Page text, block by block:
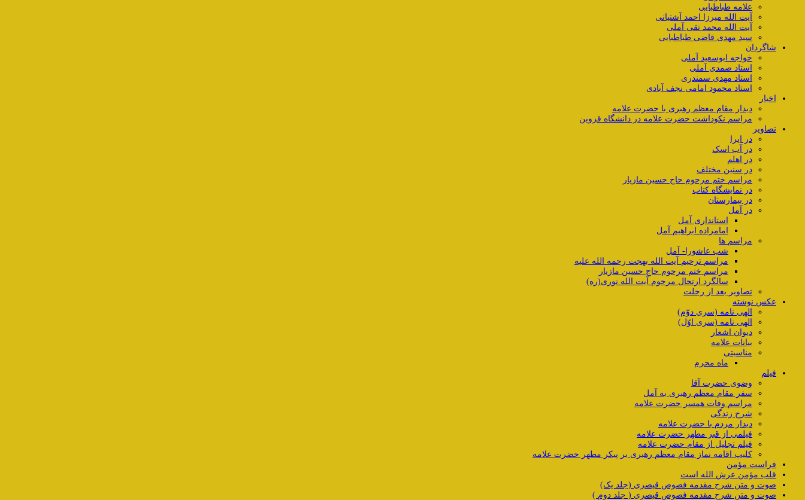
علامه طباطبایی
آیت الله میرزا احمد آشتیانی
آیت الله محمد تقی آملی
سید مهدی قاضی طباطبایی
شاگردان
خواجه ابوسعید آملی
استاد صمدی آملی
استاد مهدی سمندری
استاد محمود امامی نجف آبادی
اخبار
دیدار مقام معظم رهبری با حضرت علامه
مراسم نکوداشت حضرت علامه در دانشگاه قزوین
تصاویر
در ایرا
در آب اسک
در اهلم
در سنین مختلف
مراسم ختم مرحوم حاج حسین مازیار
در نمایشگاه کتاب
در بیمارستان
در آمل
استانداری آمل
امامزاده ابراهیم آمل
مراسم ها
شب عاشورا- آمل
مراسم ترحیم آیت الله بهجت رحمه الله علیه
مراسم ختم مرحوم حاج حسین مازیار
سالگرد ارتحال مرحوم آیت الله نوری(ره)
تصاویر بعد از رحلت
عکس نوشته
الهی نامه (سری دوّم)
الهی نامه (سری اوّل)
دیوان اشعار
بیانات علامه
مناسبتی
ماه محرم
فیلم
وضوی حضرت آقا
سفر مقام معظم رهبری به آمل
مراسم وفات همسر حضرت علامه
شرح زندگی
دیدار مردم با حضرت علامه
فیلمی از قبر مطهر حضرت علامه
فیلم تجلیل از مقام حضرت علامه
کلیپ اقامه نماز مقام معظم رهبری بر پیکر مطهر حضرت علامه
فراست مؤمن
قلب مؤمن عرش الله است
صوت و متن شرح مقدمه فصوص قیصری (جلد یک)
صوت و متن شرح مقدمه فصوص قیصری ( جلد دوم )